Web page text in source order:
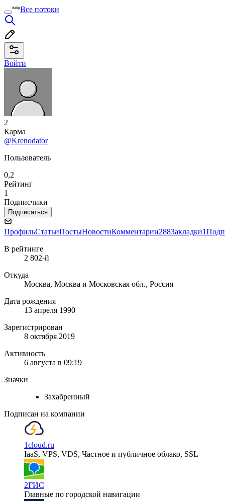
Все потоки
Войти
2
Карма
@Krenodator
Пользователь
0,2
Рейтинг
1
Подписчики
Подписаться
ПрофильСтатьиПостыНовостиКомментарии288Закладки1
В рейтинге
2 802-й
Откуда
Москва, Москва и Московская обл., Россия
Дата рождения
13 апреля 1990
Зарегистрирован
8 октября 2019
Активность
6 августа в 09:19
Значки
Захабренный
Подписан на компании
1cloud.ru
IaaS, VPS, VDS, Частное и публичное облако, SSL
2ГИС
Главные по городской навигации